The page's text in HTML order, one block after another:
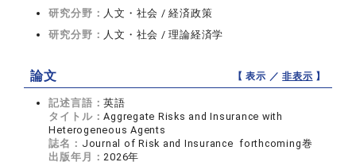
研究分野： 人文・社会 / 経済政策
研究分野： 人文・社会 / 理論経済学
論文 【 表示 ／非表示 】
記述言語：英語
タイトル：Aggregate Risks and Insurance with
Heterogeneous Agents
誌名： Journal of Risk and Insurance forthcoming巻
出版年月：2026年